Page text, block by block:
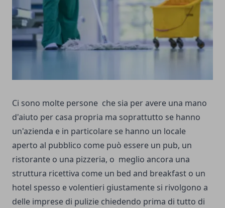
Ci sono molte persone che sia per avere una mano
d'aiuto per casa propria ma soprattutto se hanno
un'azienda e in particolare se hanno un locale
aperto al pubblico come può essere un pub, un
ristorante o una pizzeria, o meglio ancora una
struttura ricettiva come un bed and breakfast o un
hotel spesso e volentieri giustamente si rivolgono a
delle imprese di pulizie chiedendo prima di tutto di